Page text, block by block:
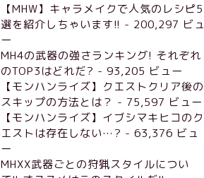
【MHW】キャラメイクで人気のレシピ5
選を紹介しちゃいます!! - 200,297 ビュ
ー
MH4の武器の強さランキング! それぞれ
のTOP3はどれだ? - 93,205 ビュー
【モンハンライズ】クエストクリア後の
スキップの方法とは？ - 75,597 ビュー
【モンハンライズ】イブシマキヒコのク
エストは存在しない…? - 63,376 ビュ
ー
MHXX武器ごとの狩猟スタイルについ